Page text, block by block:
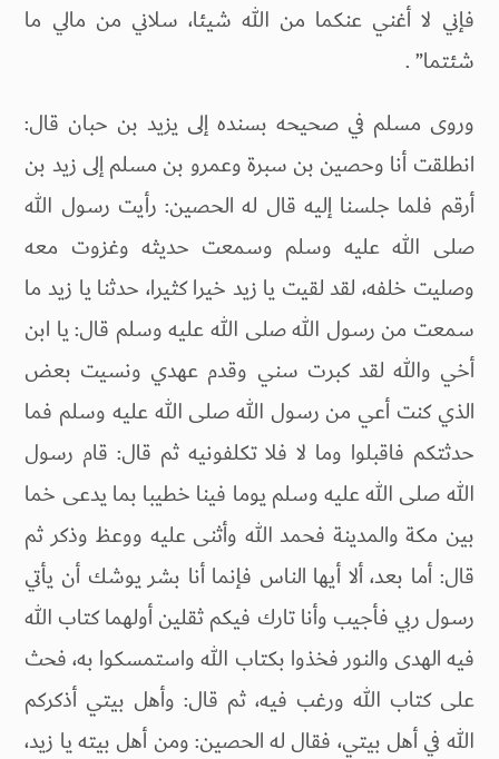
فإني لا أغني عنكما من الله شيئا، سلاني من مالي ما
شئتما” .
وروى مسلم في صحيحه بسنده إلى يزيد بن حبان قال:
انطلقت أنا وحصين بن سبرة وعمرو بن مسلم إلى زيد بن
أرقم فلما جلسنا إليه قال له الحصين: رأيت رسول الله
صلى الله عليه وسلم وسمعت حديثه وغزوت معه
وصليت خلفه، لقد لقيت يا زيد خيرا كثيرا، حدثنا يا زيد ما
سمعت من رسول الله صلى الله عليه وسلم قال: يا ابن
أخي والله لقد كبرت سني وقدم عهدي ونسيت بعض
الذي كنت أعي من رسول الله صلى الله عليه وسلم فما
حدثتكم فاقبلوا وما لا فلا تكلفونيه ثم قال: قام رسول
الله صلى الله عليه وسلم يوما فينا خطيبا بما يدعى خما
بين مكة والمدينة فحمد الله وأثنى عليه ووعظ وذكر ثم
قال: أما بعد، ألا أيها الناس فإنما أنا بشر يوشك أن يأتي
رسول ربي فأجيب وأنا تارك فيكم ثقلين أولهما كتاب الله
فيه الهدى والنور فخذوا بكتاب الله واستمسكوا به، فحث
على كتاب الله ورغب فيه، ثم قال: وأهل بيتي أذكركم
الله في أهل بيتي، فقال له الحصين: ومن أهل بيته يا زيد،